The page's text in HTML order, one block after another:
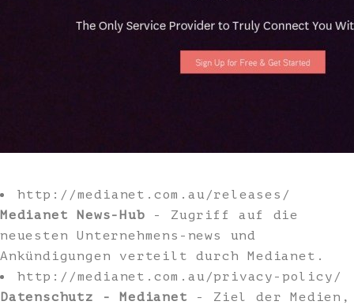
http://medianet.com.au/releases/
Medianet News-Hub - Zugriff auf die
neuesten Unternehmens-news und
Ankündigungen verteilt durch Medianet.
http://medianet.com.au/privacy-policy/
Datenschutz - Medianet - Ziel der Medien,